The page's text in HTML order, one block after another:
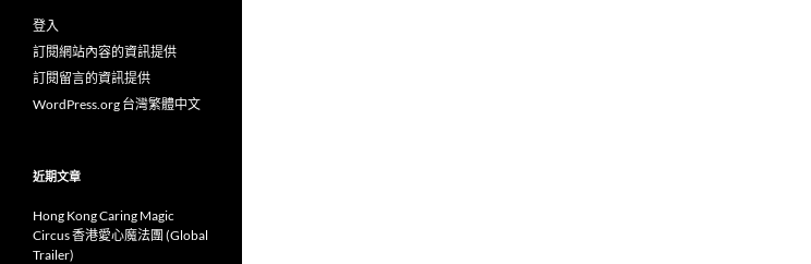
登入
訂閱網站內容的資訊提供
訂閱留言的資訊提供
WordPress.org 台灣繁體中文
近期文章
Hong Kong Caring Magic
Circus 香港愛心魔法團 (Global
Trailer)